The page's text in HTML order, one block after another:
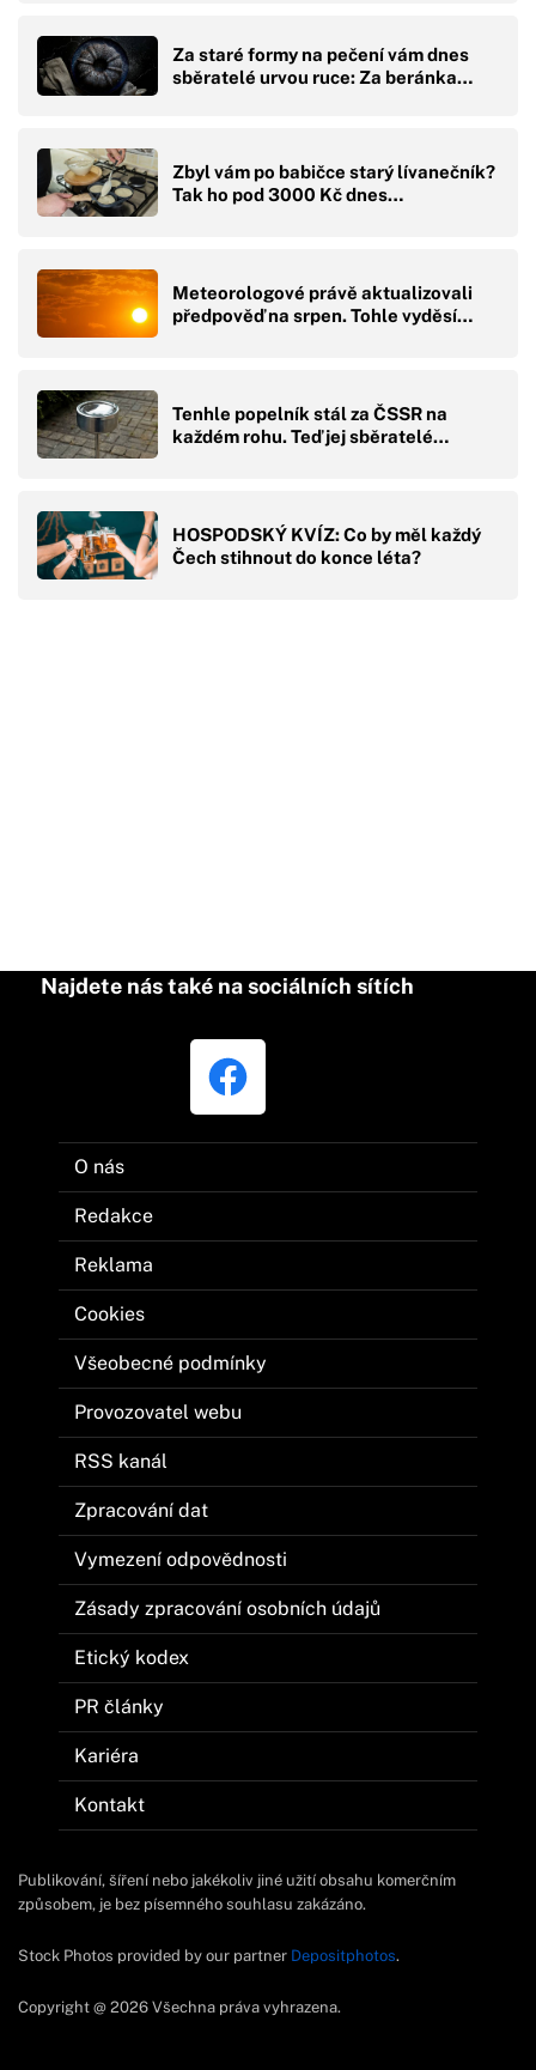
Za staré formy na pečení vám dnes
sběratelé urvou ruce: Za beránka…
Zbyl vám po babičce starý lívanečník?
Tak ho pod 3000 Kč dnes…
Meteorologové právě aktualizovali
předpověď na srpen. Tohle vyděsí…
Tenhle popelník stál za ČSSR na
každém rohu. Teď jej sběratelé…
HOSPODSKÝ KVÍZ: Co by měl každý
Čech stihnout do konce léta?
Najdete nás také na sociálních sítích
O nás
Redakce
Reklama
Cookies
Všeobecné podmínky
Provozovatel webu
RSS kanál
Zpracování dat
Vymezení odpovědnosti
Zásady zpracování osobních údajů
Etický kodex
PR články
Kariéra
Kontakt
Publikování, šíření nebo jakékoliv jiné užití obsahu komerčním
způsobem, je bez písemného souhlasu zakázáno.
Stock Photos provided by our partner Depositphotos.
Copyright @ 2026 Všechna práva vyhrazena.